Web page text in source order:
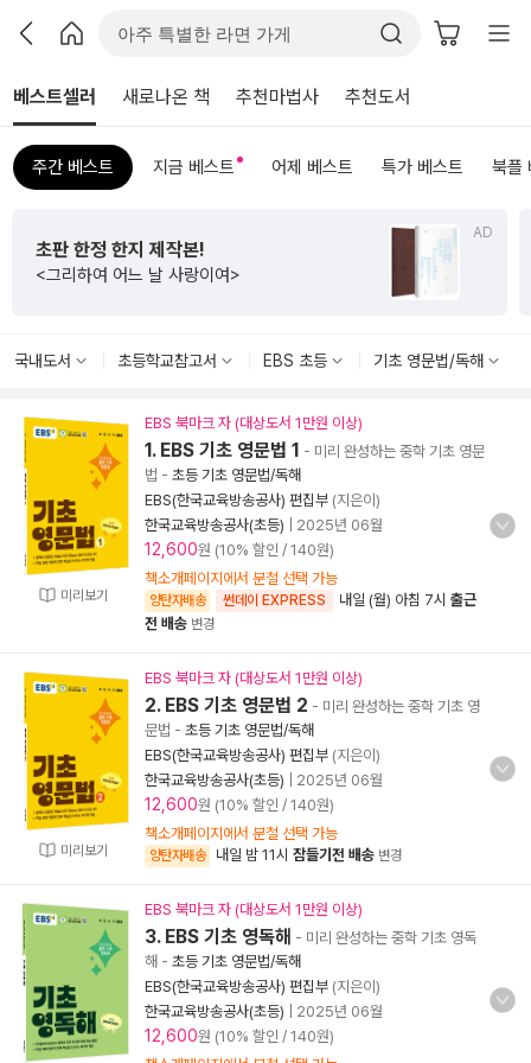
베스트셀러 새로나온 책 추천마법사 추천도서
주간 베스트 지금 베스트 어제 베스트 특가 베스트 북플
AD
초판 한정 한지 제작본!
<그리하여 어느 날 사랑이여>
국내도서 초등학교참고서 EBS 초등 기초 영문법/독해
미리보기
EBS 북마크 자 (대상도서 1만원 이상)
1. EBS 기초 영문법 1 - 미리 완성하는 중학 기초 영문
법 - 초등 기초 영문법/독해
EBS(한국교육방송공사) 편집부 (지은이)
한국교육방송공사(초등)
2025년 06월
12,600원 (10% 할인 / 140원)
책소개페이지에서 분철 선택 가능
양탄자배송 썬데이 EXPRESS 내일 (월) 아침 7시 출근
전 배송 변경
미리보기
EBS 북마크 자 (대상도서 1만원 이상)
2. EBS 기초 영문법 2 - 미리 완성하는 중학 기초 영
문법 - 초등 기초 영문법/독해
EBS(한국교육방송공사) 편집부 (지은이)
한국교육방송공사(초등)
2025년 06월
12,600원 (10% 할인 / 140원)
책소개페이지에서 분철 선택 가능
양탄자배송 내일 밤 11시 잠들기전 배송 변경
EBS 북마크 자 (대상도서 1만원 이상)
3. EBS 기초 영독해 - 미리 완성하는 중학 기초 영독
해 - 초등 기초 영문법/독해
EBS(한국교육방송공사) 편집부 (지은이)
한국교육방송공사(초등)
2025년 06월
12,600원 (10% 할인 / 140원)